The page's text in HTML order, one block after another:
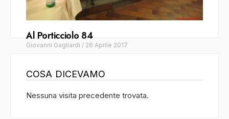
Al Porticciolo 84
Giovanni Gagliardi / 26 Aprile 2017
COSA DICEVAMO
Nessuna visita precedente trovata.